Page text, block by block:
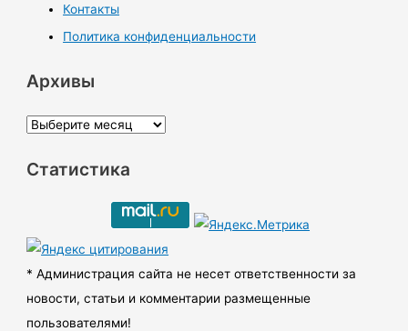
Контакты
Политика конфиденциальности
Архивы
А
х
ы
Статистика
* Администрация сайта не несет ответственности за
новости, статьи и комментарии размещенные
пользователями!